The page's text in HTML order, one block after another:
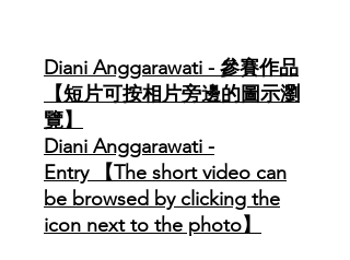
格
Diani Anggarawati - 參賽作品
【短片可按相片旁邊的圖示瀏
覽】
Diani Anggarawati -
Entry 【The short video can
be browsed by clicking the
icon next to the photo】